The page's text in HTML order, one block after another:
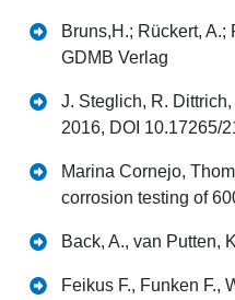
Bruns,H.; Rückert,
GDMB Verlag
J. Steglich, R.
2016, DOI 10.17265/
Marina Cornejo,
corrosion testing of
Back, A., van Putten,
Feikus F., Funken F.,